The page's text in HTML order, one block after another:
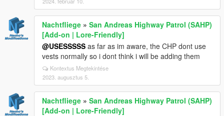
Nachtfliege » San Andreas Highway Patrol (SAHP)
[Add-on | Lore-Friendly]
@USESSSSS as far as im aware, the CHP dont use
vests normally so i dont think i will be adding them
Kontextus Megtekintése
2023. augusztus 5.
Nachtfliege » San Andreas Highway Patrol (SAHP)
[Add-on | Lore-Friendly]